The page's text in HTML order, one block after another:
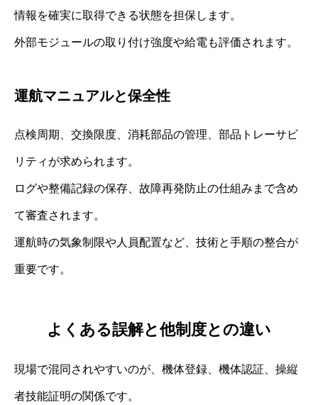
情報を確実に取得できる状態を担保します。
外部モジュールの取り付け強度や給電も評価されます。
運航マニュアルと保全性
点検周期、交換限度、消耗部品の管理、部品トレーサビ
リティが求められます。
ログや整備記録の保存、故障再発防止の仕組みまで含め
て審査されます。
運航時の気象制限や人員配置など、技術と手順の整合が
重要です。
よくある誤解と他制度との違い
現場で混同されやすいのが、機体登録、機体認証、操縦
者技能証明の関係です。